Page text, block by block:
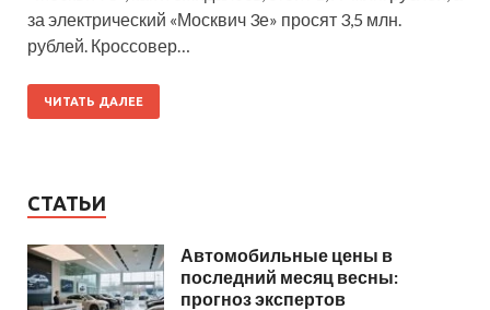
за электрический «Москвич 3е» просят 3,5 млн.
рублей. Кроссовер…
ЧИТАТЬ ДАЛЕЕ
СТАТЬИ
Автомобильные цены в
последний месяц весны:
прогноз экспертов